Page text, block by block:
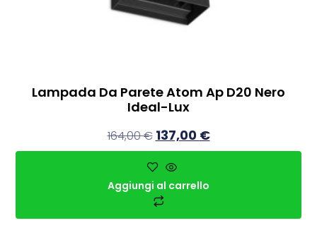
Lampada Da Parete Atom Ap D20 Nero
Ideal-Lux
164,00€ 137,00 €
Aggiungi al carrello